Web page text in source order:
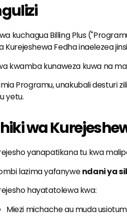
kuchagua Billing Plus
Kurejeshewa Fedha inaelezea
kwamba kunaweza kuwa na
Programu, unakubali desturi
yetu.
wa
yanapatikana tu kwa
lazima yafanywendani ya
hayatatolewa kwa:
Miezi michache au muda